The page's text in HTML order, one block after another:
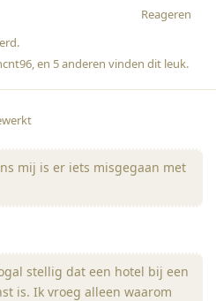
Reageren
.
, en 5anderen vinden dit leuk.
mij is er iets misgegaan met
stellig dat een hotel bij een
is. Ik vroeg alleen waarom